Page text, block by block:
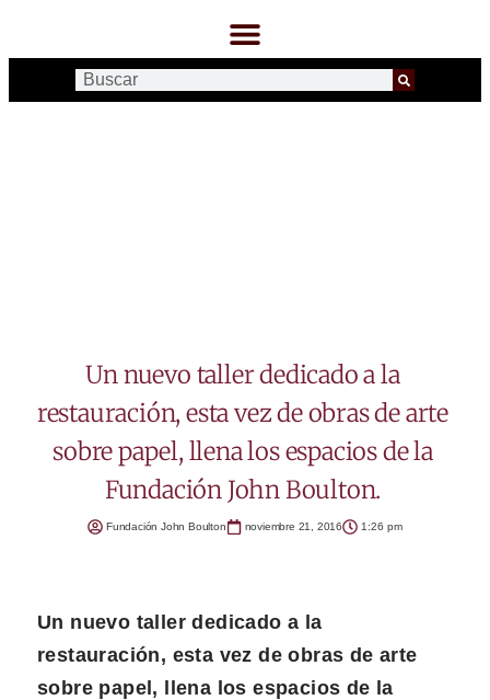
Un nuevo taller dedicado a la
restauración, esta vez de obras de arte
sobre papel, llena los espacios de la
Fundación John Boulton.
Fundación John Boulton noviembre 21, 2016 1:26 pm
Un nuevo taller dedicado a la
restauración, esta vez de obras de arte
sobre papel, llena los espacios de la